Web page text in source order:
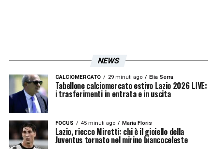
NEWS
CALCIOMERCATO 29 minuti ago Elia Serra
Tabellone calciomercato estivo Lazio 2026 LIVE:
i trasferimenti in entrata e in uscita
FOCUS 45 minuti ago Maria Floris
Lazio, riecco Miretti: chi è il gioiello della
Juventus tornato nel mirino biancoceleste